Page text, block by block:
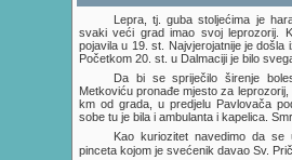
Lepra, tj. guba stoljećima je
svaki veći grad imao svojleprozorij .
pojavila u 19. st. Najvjerojatnije je
Početkom 20. st. u Dalmaciji je bilo
Da bi se spriječilo širenje
Metkoviću pronađe mjesto za
km od grada, u predjelu Pavlovača
sobe tu je bila i ambulanta i kapelica.
Kao kuriozitet navedimo da
pinceta kojom je svećenik davao Sv.